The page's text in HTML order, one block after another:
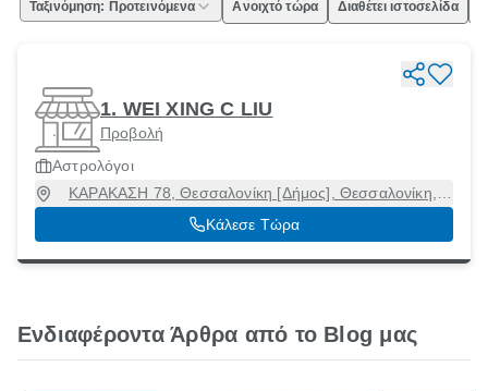
Ταξινόμηση: Προτεινόμενα Ανοιχτό τώρα Διαθέτει ιστοσελίδα
1. WEI XING C LIU
Προβολή
Αστρολόγοι
ΚΑΡΑΚΑΣΗ 78, Θεσσαλονίκη [Δήμος], Θεσσαλονίκη,
54453
Κάλεσε Τώρα
Ενδιαφέροντα Άρθρα από το Blog μας